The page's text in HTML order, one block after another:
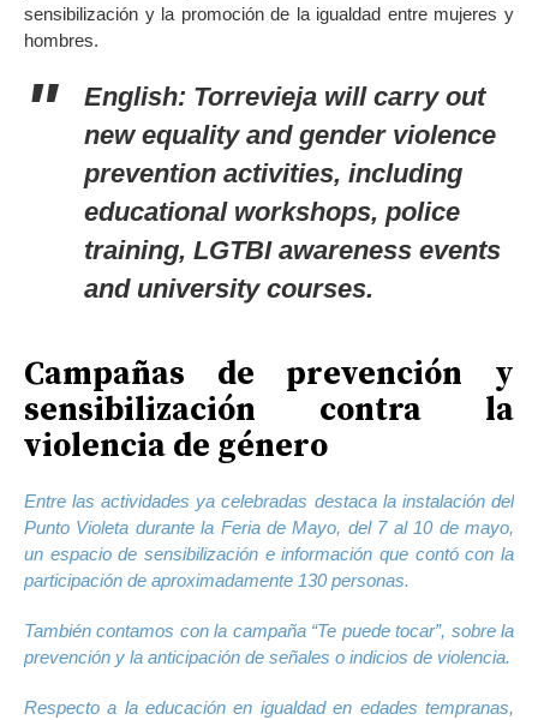
sensibilización y la promoción de la igualdad entre mujeres y
hombres.
English: Torrevieja will carry out
new equality and gender violence
prevention activities, including
educational workshops, police
training, LGTBI awareness events
and university courses.
Campañas de prevención y
sensibilización contra la
violencia de género
Entre las actividades ya celebradas destaca la instalación del
Punto Violeta durante la Feria de Mayo, del 7 al 10 de mayo,
un espacio de sensibilización e información que contó con la
participación de aproximadamente 130 personas.
También contamos con la campaña “Te puede tocar”, sobre la
prevención y la anticipación de señales o indicios de violencia.
Respecto a la educación en igualdad en edades tempranas,